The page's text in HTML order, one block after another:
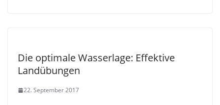
Die optimale Wasserlage: Effektive
Landübungen
22. September 2017